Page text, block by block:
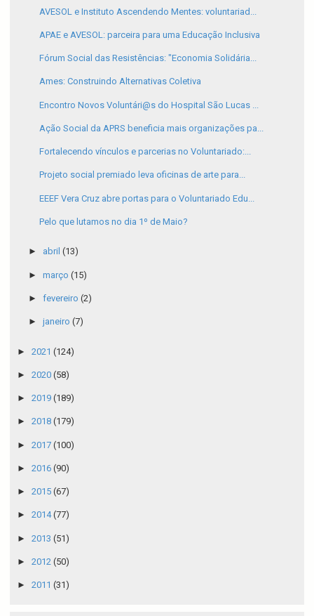
AVESOL e Instituto Ascendendo Mentes: voluntariad...
APAE e AVESOL: parceira para uma Educação Inclusiva
Fórum Social das Resistências: "Economia Solidária...
Ames: Construindo Alternativas Coletiva
Encontro Novos Voluntári@s do Hospital São Lucas ...
Ação Social da APRS beneficia mais organizações pa...
Fortalecendo vínculos e parcerias no Voluntariado:...
Projeto social premiado leva oficinas de arte para...
EEEF Vera Cruz abre portas para o Voluntariado Edu...
Pelo que lutamos no dia 1º de Maio?
► abril (13)
► março (15)
► fevereiro (2)
► janeiro (7)
► 2021 (124)
► 2020 (58)
► 2019 (189)
► 2018 (179)
► 2017 (100)
► 2016 (90)
► 2015 (67)
► 2014(77)
► 2013 (51)
► 2012 (50)
► 2011 (31)